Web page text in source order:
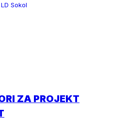
LD Sokol
ZA PROJEKT